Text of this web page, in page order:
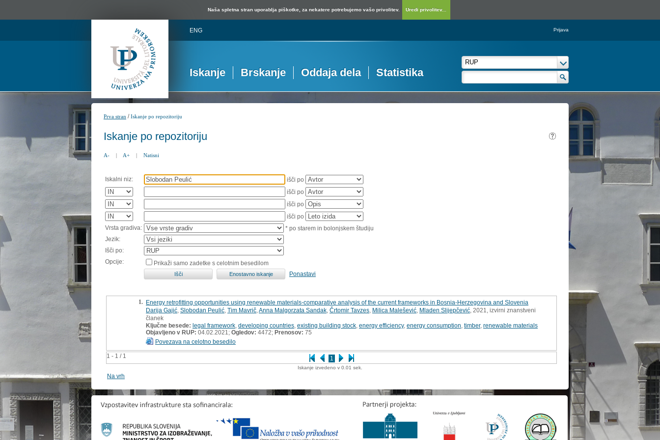
Naša spletna stran uporablja piškotke, za nekatere potrebujemo vašo privolitev. Uredi privolitev...
ENG Prijava
Iskanje Brskanje Oddaja dela Statistika
Prva stran /Iskanje po repozitoriju
Iskanje po repozitoriju
A- | A+ | Natisni
Iskalni niz:
išči po
išči po
išči po
išči po
Vrsta gradiva:
* po starem in bolonjskem študiju
Jezik:
Išči po:
Opcije:
Prikaži samo zadetke s celotnim besedilom
Ponastavi
1 - 1 / 1 1
1. Energy retrofitting opportunities using renewable materials-comparative analysis of the current frameworks in Bosnia-Herzegovina and Slovenia
Darija Gajić Slobodan Peulić Tim Mavrič Anna Malgorzata Sandak Črtomir Tavzes Milica Malešević Mladen Slijepčević , 2021, izvirni znanstveni
članek
Ključne besede: legal framework developing countries existing building stock energy efficiency, energy consumption timber, renewable materials
Objavljeno v RUP: 04.02.2021; Ogledov: 4472; Prenosov: 75
Povezava na celotno besedilo
Iskanje izvedeno v 0.01 sek.
Na vrh